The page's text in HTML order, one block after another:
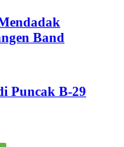
Band
Puncak B-29